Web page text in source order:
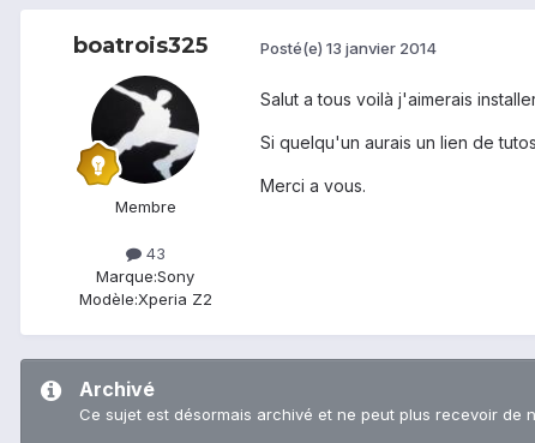
boatrois325
Membre
43
Marque:Sony
Modèle:Xperia Z2
Posté(e) 13 janvier 2014
Salut a tous voilà j'aimerais
Si quelqu'un aurais un lien de
Merci a vous.
Archivé
Ce sujet est désormais archivé et ne peut plus recevoir de